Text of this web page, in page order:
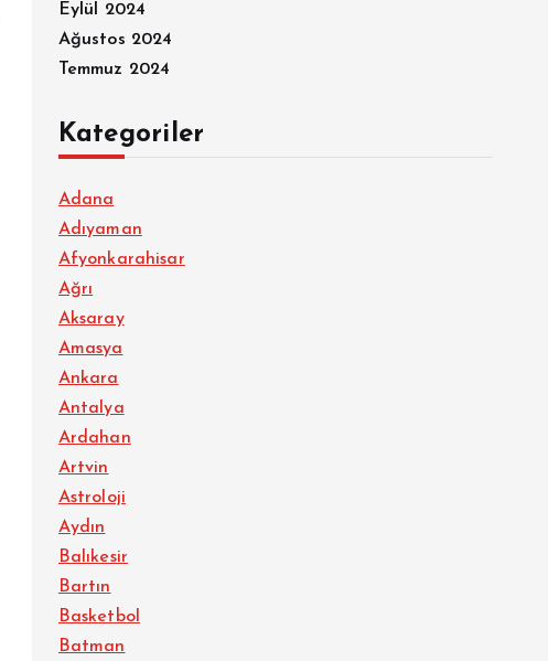
Eylül 2024
Ağustos 2024
Temmuz 2024
Kategoriler
Adana
Adıyaman
Afyonkarahisar
Ağrı
Aksaray
Amasya
Ankara
Antalya
Ardahan
Artvin
Astroloji
Aydın
Balıkesir
Bartın
Basketbol
Batman